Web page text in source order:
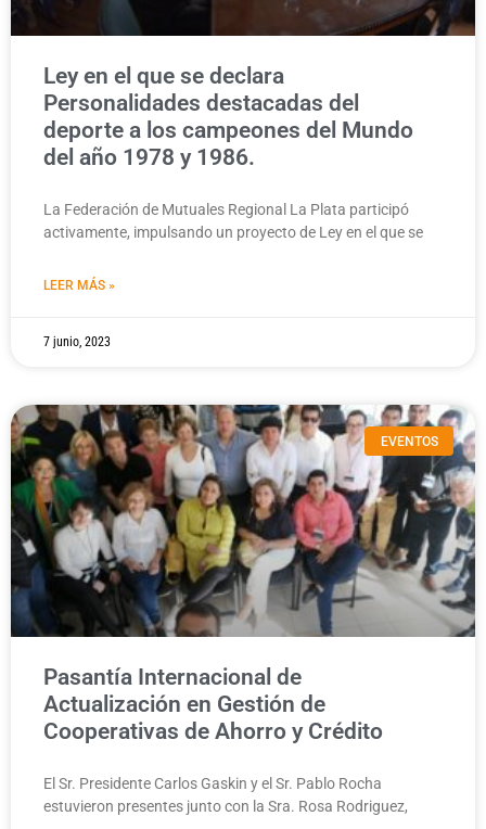
Ley en el que se declara
Personalidades destacadas del
deporte a los campeones del Mundo
del año 1978 y 1986.
La Federación de Mutuales Regional La Plata participó
activamente, impulsando un proyecto de Ley en el que se
LEER MÁS »
7 junio, 2023
EVENTOS
Pasantía Internacional de
Actualización en Gestión de
Cooperativas de Ahorro y Crédito
El Sr. Presidente Carlos Gaskin y el Sr. Pablo Rocha
estuvieron presentes junto con la Sra. Rosa Rodriguez,